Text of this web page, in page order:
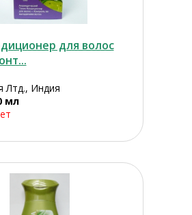
для волос
Лтд., Индия
мл